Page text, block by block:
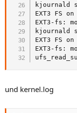
kjournald
EXT3 FS
EXT3-fs:
kjournald
EXT3 FS
EXT3-fs:
und kernel.log